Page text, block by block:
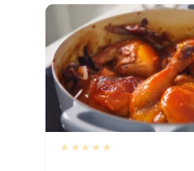
★★★★★